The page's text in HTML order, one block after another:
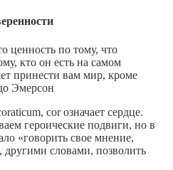
ценность по тому, что
кто он есть на самом
принести вам мир, кроме
Эмерсон
cor означает сердце.
героические подвиги, но в
«говорить свое мнение,
другими словами, позволить